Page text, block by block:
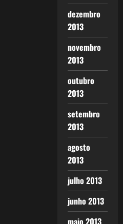
dezembro
2013
novembro
2013
outubro
2013
setembro
2013
agosto
2013
julho 2013
junho 2013
maio 2013